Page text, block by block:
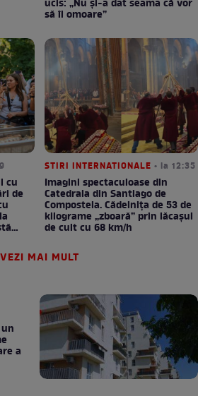
ucis: „Nu și-a dat seama că vor
să îl omoare”
cu
de
STIRI INTERNATIONALE • la 12:35
Imagini spectaculoase din
Catedrala din Santiago de
Compostela. Cădelnița de 53 de
kilograme „zboară” prin lăcașul
de cult cu 68 km/h
VEZI MAI MULT
a